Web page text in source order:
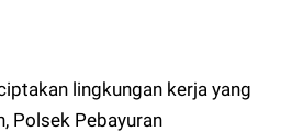
lingkungan kerja yang
Polsek Pebayuran